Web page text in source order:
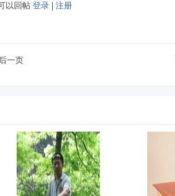
以回帖 登录 注册
一页